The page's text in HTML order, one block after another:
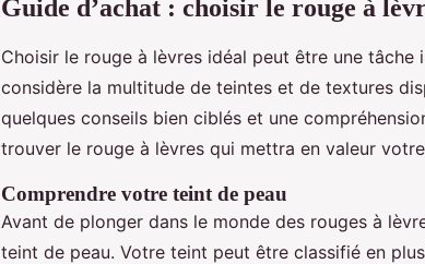
Guide d’achat : choisir le rouge à
Choisir le rouge à lèvres idéal peut être une tâche
considère la multitude de teintes et de textures
quelques conseils bien ciblés et une
trouver le rouge à lèvres qui mettra en valeur
Comprendre votre teint de peau
Avant de plonger dans le monde des rouges à
teint de peau. Votre teint peut être classifié en